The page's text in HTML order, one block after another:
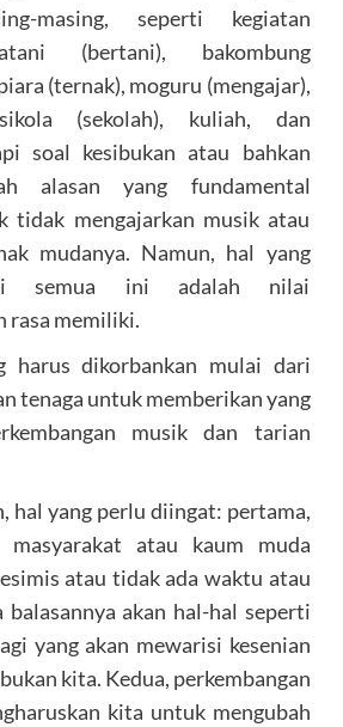
masing, seperti kegiatan
(bertani), bakombung
(ternak), moguru (mengajar),
(sekolah), kuliah, dan
soal kesibukan atau bahkan
alasan yang fundamental
tidak mengajarkan musik atau
mudanya. Namun, hal yang
semua ini adalah nilai
rasa memiliki.
harus dikorbankan mulai dari
tenaga untuk memberikan yang
musik dan tarian
hal yang perlu diingat: pertama,
masyarakat atau kaum muda
atau tidak ada waktu atau
balasannya akan hal-hal seperti
yang akan mewarisi kesenian
kita. Kedua, perkembangan
kita untuk mengubah